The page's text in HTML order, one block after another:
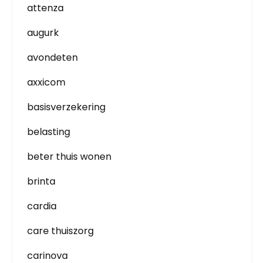
attenza
augurk
avondeten
axxicom
basisverzekering
belasting
beter thuis wonen
brinta
cardia
care thuiszorg
carinova